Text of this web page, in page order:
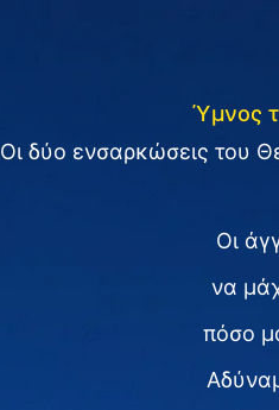
Ύμνος
Οι δύο ενσαρκώσεις του
Οι
να
πόσο